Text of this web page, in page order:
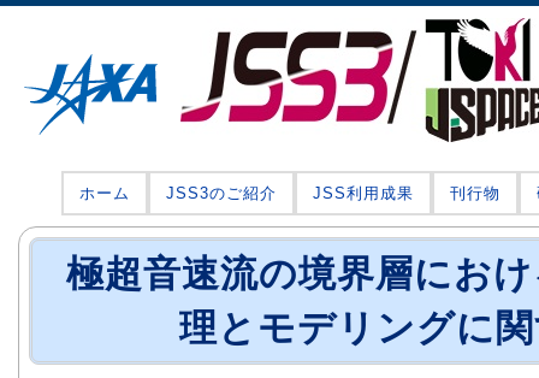
ホーム JSS3のご紹介 JSS利用成果 刊行物
極超音速流の境界層にお
理とモデリングに